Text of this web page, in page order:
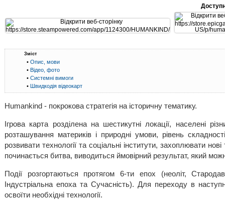
Зміст
• Опис, мови
• Відео, фото
• Системні вимоги
• Швидкодія відеокарт
Humankind - покрокова стратегія на історичну тематику.
Ігрова карта розділена на шестикутні локації, населені
розташування материків і природні умови, рівень
розвивати технології та соціальні інститути, захоплювати
починається битва, виводиться ймовірний результат, який
Події розгортаються протягом 6-ти епох (неоліт,
Індустріальна епоха та Сучасність). Для переходу в
освоїти необхідні технології.